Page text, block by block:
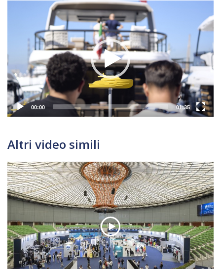
00:00 01:35
Altri video simili